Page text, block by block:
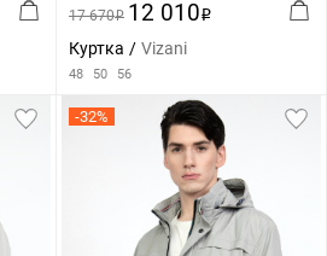
17 670i 12 010i
Куртка Vizani
48 50 56
-32%